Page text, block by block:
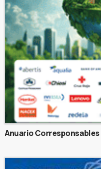
Anuario Corresponsables